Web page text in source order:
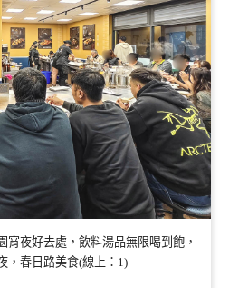
宵夜好去處，飲料湯品無限喝到飽，
，春日路美食(線上：1)